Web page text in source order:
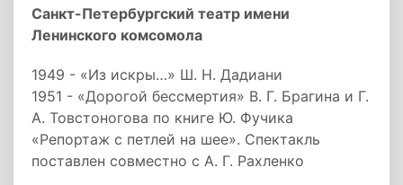
Санкт-Петербургский театр имени
Ленинского комсомола
1949 - «Из искры…» Ш. Н. Дадиани
1951 - «Дорогой бессмертия» В. Г. Брагина и Г.
А. Товстоногова по книге Ю. Фучика
«Репортаж с петлей на шее». Спектакль
поставлен совместно с А. Г. Рахленко